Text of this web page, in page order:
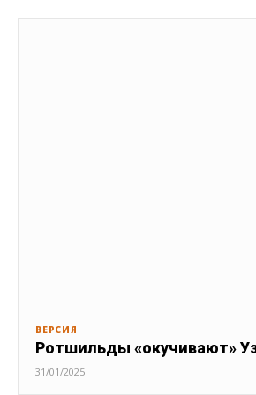
ВЕРСИЯ
Ротшильды «окучивают»
31/01/2025